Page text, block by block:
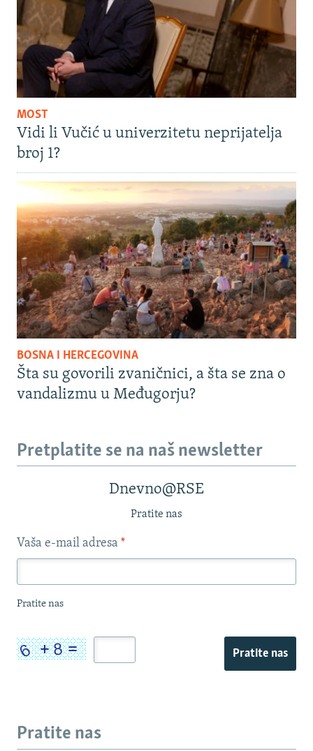
MOST
Vidi li Vučić u univerzitetu neprijatelja
broj 1?
BOSNA I HERCEGOVINA
Šta su govorili zvaničnici, a šta se zna o
vandalizmu u Međugorju?
Pretplatite se na naš newsletter
Dnevno@RSE
Pratite nas
Vaša e-mail adresa *
Pratite nas
Pratite nas
Pratite nas